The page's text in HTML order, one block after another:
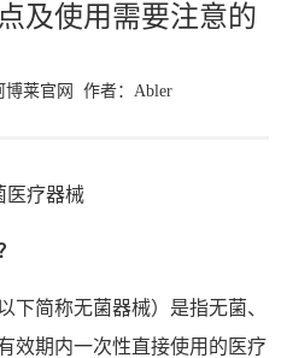
及使用需要注意的
博莱官网 作者： Abler
下简称无菌器械）是指无菌、
效期内一次性直接使用的医疗